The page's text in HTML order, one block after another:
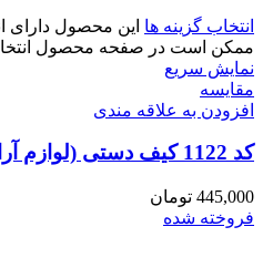
انتخاب گزینه ها این محصول دارای
ممکن است در صفحه محصول
نمایش سریع
مقايسه
افزودن به علاقه مندی
کد 1122 کیف دستی (لوازم آرایش) طرح برند
445,000 تومان
فروخته شده